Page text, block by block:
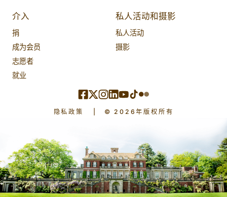
介入
捐
成为会员
志愿者
就业
私人活动和摄影
私人活动
摄影
隐私政策 © 2026年版权所有